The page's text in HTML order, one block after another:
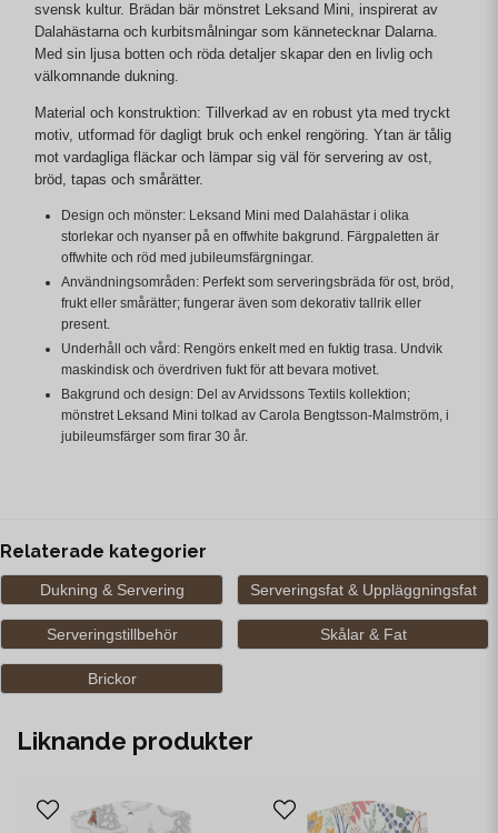
svensk kultur. Brädan bär mönstret Leksand Mini, inspirerat av
Dalahästarna och kurbitsmålningar som kännetecknar Dalarna.
Med sin ljusa botten och röda detaljer skapar den en livlig och
välkomnande dukning.
Material och konstruktion: Tillverkad av en robust yta med tryckt
motiv, utformad för dagligt bruk och enkel rengöring. Ytan är tålig
mot vardagliga fläckar och lämpar sig väl för servering av ost,
bröd, tapas och smårätter.
Design och mönster: Leksand Mini med Dalahästar i olika
storlekar och nyanser på en offwhite bakgrund. Färgpaletten är
offwhite och röd med jubileumsfärgningar.
Användningsområden: Perfekt som serveringsbräda för ost, bröd,
frukt eller smårätter; fungerar även som dekorativ tallrik eller
present.
Underhåll och vård: Rengörs enkelt med en fuktig trasa. Undvik
maskindisk och överdriven fukt för att bevara motivet.
Bakgrund och design: Del av Arvidssons Textils kollektion;
mönstret Leksand Mini tolkad av Carola Bengtsson-Malmström, i
jubileumsfärger som firar 30 år.
Relaterade kategorier
Dukning & Servering Serveringsfat & Uppläggningsfat
Serveringstillbehör Skålar & Fat
Brickor
Liknande produkter